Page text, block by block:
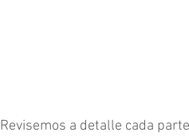
Revisemos a detalle cada